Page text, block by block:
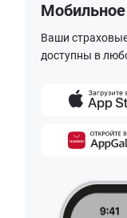
Ваши
доступны в